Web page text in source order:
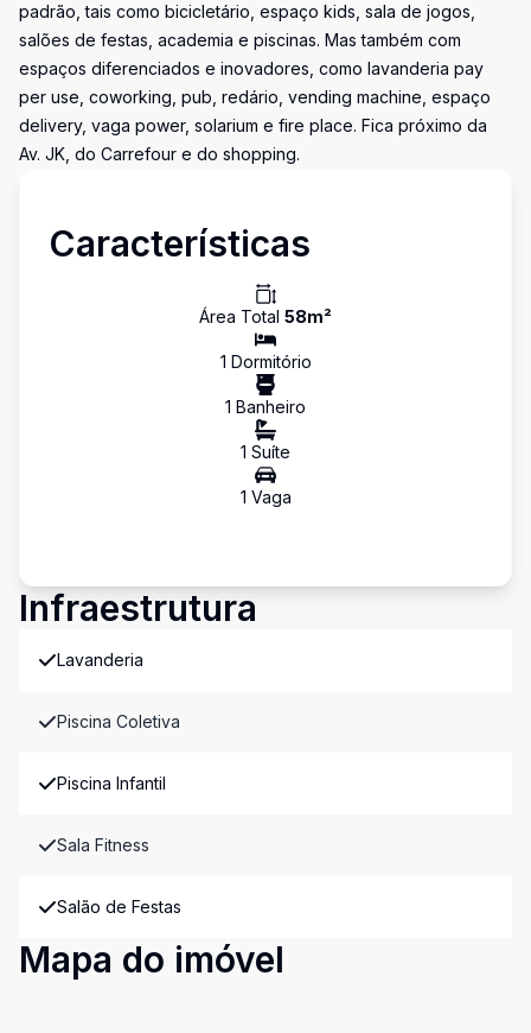
padrão, tais como bicicletário, espaço kids, sala de jogos,
salões de festas, academia e piscinas. Mas também com
espaços diferenciados e inovadores, como lavanderia pay
per use, coworking, pub, redário, vending machine, espaço
delivery, vaga power, solarium e fire place. Fica próximo da
Av. JK, do Carrefour e do shopping.
Características
Área Total 58m²
1 Dormitório
1 Banheiro
1 Suíte
1 Vaga
Infraestrutura
Lavanderia
Piscina Coletiva
Piscina Infantil
Sala Fitness
Salão de Festas
Mapa do imóvel